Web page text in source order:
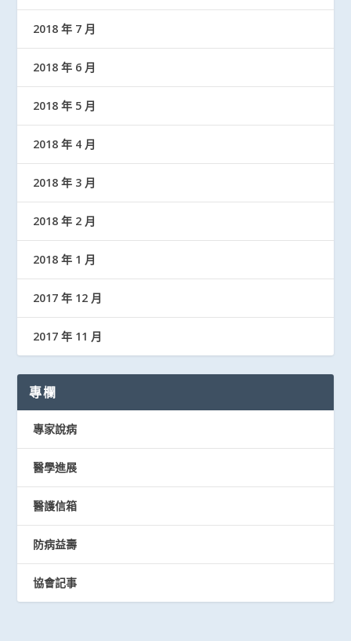
2018 年 7 月
2018 年 6 月
2018 年 5 月
2018 年 4 月
2018 年 3 月
2018 年 2 月
2018 年 1 月
2017 年 12 月
2017 年 11 月
專欄
專家說病
醫學進展
醫護信箱
防病益壽
協會記事